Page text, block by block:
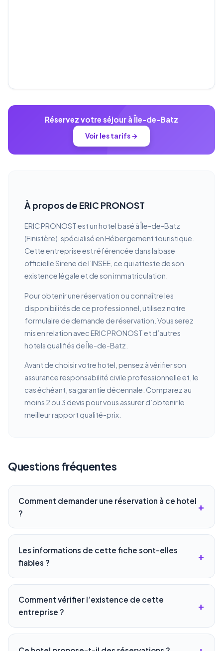
Réservez votre séjour à Île-de-Batz
Voir les tarifs →
À propos de ERIC PRONOST
ERIC PRONOST est un hotel basé à Île-de-Batz
(Finistère), spécialisé en Hébergement touristique.
Cette entreprise est référencée dans la base
officielle Sirene de l’INSEE, ce qui atteste de son
existence légale et de son immatriculation.
Pour obtenir une réservation ou connaître les
disponibilités de ce professionnel, utilisez notre
formulaire de demande de réservation. Vous serez
mis en relation avec ERIC PRONOST et d’autres
hotels qualifiés de Île-de-Batz.
Avant de choisir votre hotel, pensez à vérifier son
assurance responsabilité civile professionnelle et, le
cas échéant, sa garantie décennale. Comparez au
moins 2 ou 3 devis pour vous assurer d’obtenir le
meilleur rapport qualité-prix.
Questions fréquentes
Comment demander une réservation à ce hotel
?
Les informations de cette fiche sont-elles
fiables ?
Comment vérifier l’existence de cette
entreprise ?